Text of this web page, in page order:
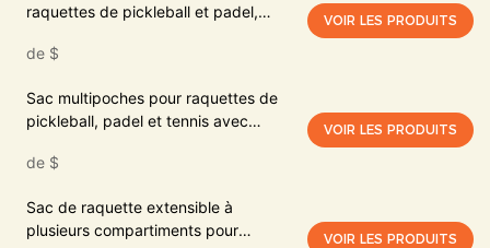
raquettes de pickleball et padel,
latérale.
de $
VOIR LES PRODUITS
Sac multipoches pour raquettes de
pickleball, padel et tennis avec
de $
VOIR LES PRODUITS
Sac de raquette extensible à
plusieurs compartiments pour
VOIR LES PRODUITS